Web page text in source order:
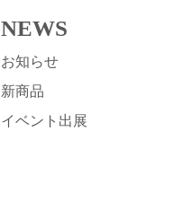
NEWS
お知らせ
新商品
イベント出展